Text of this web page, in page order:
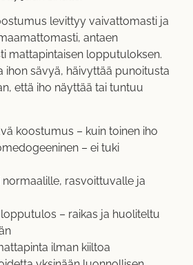
levittyy vaivattomasti ja
antaen
mattapintaisen lopputuloksen.
ihon sävyä, häivyttää punoitusta
että iho näyttää tai tuntuu
koostumus – kuin toinen iho
– ei tuki
normaalille, rasvoittuvalle ja
– raikas ja huoliteltu
ilman kiiltoa